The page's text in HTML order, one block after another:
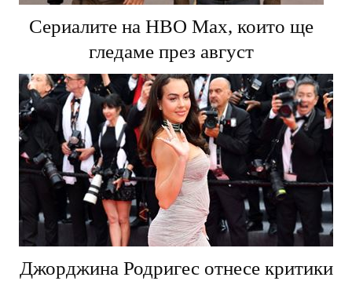
Сериалите на HBO Max, които ще
гледаме през август
Джорджина Родригес отнесе критики